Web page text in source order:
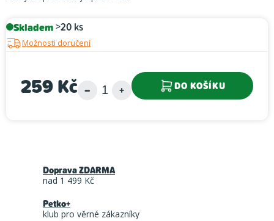
Skladem>20 ks
Možnosti doručení
259 Kč DO KOŠÍKU
Doprava ZDARMA
nad 1 499 Kč
Petko+
klub pro věrné zákazníky